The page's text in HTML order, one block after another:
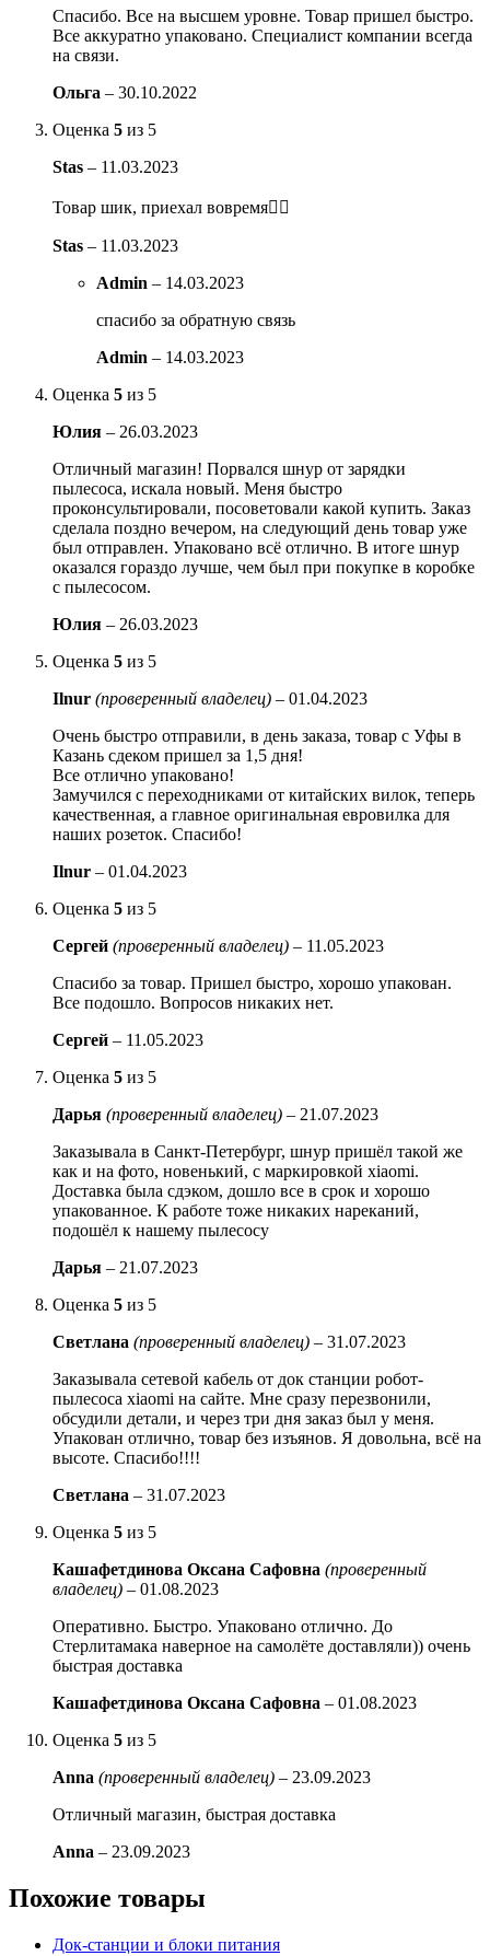
Спасибо. Все на высшем уровне. Товар пришел быстро.
Все аккуратно упаковано. Специалист компании всегда
на связи.
Ольга – 30.10.2022
Оценка 5 из 5
Stas – 11.03.2023
Товар шик, приехал вовремя👍🏻
Stas – 11.03.2023
Admin – 14.03.2023
спасибо за обратную связь
Admin – 14.03.2023
Оценка 5 из 5
Юлия – 26.03.2023
Отличный магазин! Порвался шнур от зарядки
пылесоса, искала новый. Меня быстро
проконсультировали, посоветовали какой купить. Заказ
сделала поздно вечером, на следующий день товар уже
был отправлен. Упаковано всё отлично. В итоге шнур
оказался гораздо лучше, чем был при покупке в коробке
с пылесосом.
Юлия – 26.03.2023
Оценка 5 из 5
Ilnur (проверенный владелец) – 01.04.2023
Очень быстро отправили, в день заказа, товар с Уфы в
Казань сдеком пришел за 1,5 дня!
Все отлично упаковано!
Замучился с переходниками от китайских вилок, теперь
качественная, а главное оригинальная евровилка для
наших розеток. Спасибо!
Ilnur – 01.04.2023
Оценка 5 из 5
Сергей (проверенный владелец) – 11.05.2023
Спасибо за товар. Пришел быстро, хорошо упакован.
Все подошло. Вопросов никаких нет.
Сергей – 11.05.2023
Оценка 5 из 5
Дарья (проверенный владелец) – 21.07.2023
Заказывала в Санкт-Петербург, шнур пришёл такой же
как и на фото, новенький, с маркировкой xiaomi.
Доставка была сдэком, дошло все в срок и хорошо
упакованное. К работе тоже никаких нареканий,
подошёл к нашему пылесосу
Дарья – 21.07.2023
Оценка 5 из 5
Светлана (проверенный владелец) – 31.07.2023
Заказывала сетевой кабель от док станции робот-
пылесоса xiaomi на сайте. Мне сразу перезвонили,
обсудили детали, и через три дня заказ был у меня.
Упакован отлично, товар без изъянов. Я довольна, всё на
высоте. Спасибо!!!!
Светлана – 31.07.2023
Оценка 5 из 5
Кашафетдинова Оксана Сафовна (проверенный
владелец) – 01.08.2023
Оперативно. Быстро. Упаковано отлично. До
Стерлитамака наверное на самолёте доставляли)) очень
быстрая доставка
Кашафетдинова Оксана Сафовна – 01.08.2023
Оценка 5 из 5
Anna (проверенный владелец) – 23.09.2023
Отличный магазин, быстрая доставка
Anna – 23.09.2023
Похожие товары
Док-станции и блоки питания